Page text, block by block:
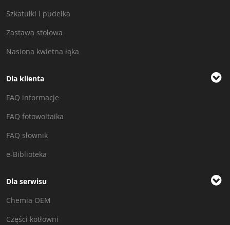
Szkatułki i pudełka
Zastawa stołowa
Nasiona kwietna łąka
Dla klienta
FAQ informacje
FAQ fotowoltaika
FAQ słownik
e-Biblioteka
Dla serwisu
Chemia OEM
Części kotłowni